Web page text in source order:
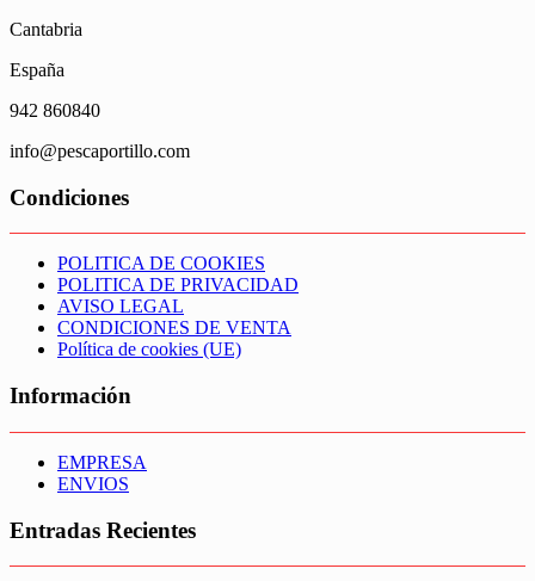
Cantabria
España
942 860840
info@pescaportillo.com
Condiciones
POLITICA DE COOKIES
POLITICA DE PRIVACIDAD
AVISO LEGAL
CONDICIONES DE VENTA
Política de cookies (UE)
Información
EMPRESA
ENVIOS
Entradas Recientes